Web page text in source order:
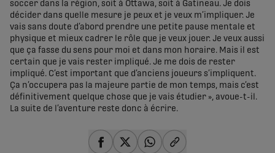
soccer dans la région, soit à Ottawa, soit à Gatineau. Je dois
décider dans quelle mesure je peux et je veux m’impliquer. Je
vais sans doute d’abord prendre une petite pause mentale et
physique et mieux cadrer le rôle que je veux jouer. Je veux aussi
que ça fasse du sens pour moi et dans mon horaire. Mais il est
certain que je vais rester impliqué. Je me dois de rester
impliqué. C’est important que d’anciens joueurs s’impliquent.
Ça n’occupera pas la majeure partie de mon temps, mais c’est
définitivement quelque chose que je vais étudier », avoue-t-il.
La suite de l’aventure reste donc à écrire.